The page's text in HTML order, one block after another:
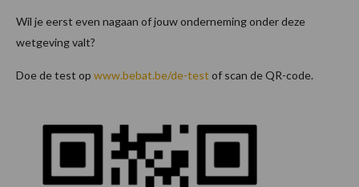
Wil je eerst even nagaan of jouw onderneming onder deze
wetgeving valt?
Doe de test op www.bebat.be/de-test of scan de QR-code.